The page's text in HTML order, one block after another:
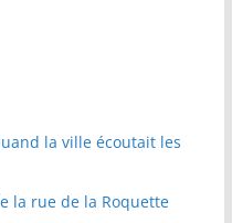
la ville écoutait les
la rue de la Roquette